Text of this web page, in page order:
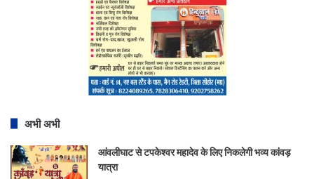
अभी अभी
आंवलीघाट से टपकेश्वर महादेव के लिए निकलेगी भव्य कांवड़
यात्रा